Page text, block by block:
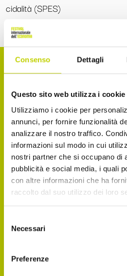
Consenso Dettagli
Questo sito web utilizza i cookie
Utilizziamo i cookie per
annunci, per fornire funzionalità
analizzare il nostro traffico.
informazioni sul modo in cui
nostri partner che si occupano di
pubblicità e social media, i quali
con altre informazioni che ha
raccolto dal suo utilizzo dei loro
delNecessari
Preferenze
cidalità (SPES)
La Newsletter
Iscriviti alla Newsletter del
dell’Economia per essere
novità e gli
Email
Dichiaro di avere più di 14
Accetto di ricevere